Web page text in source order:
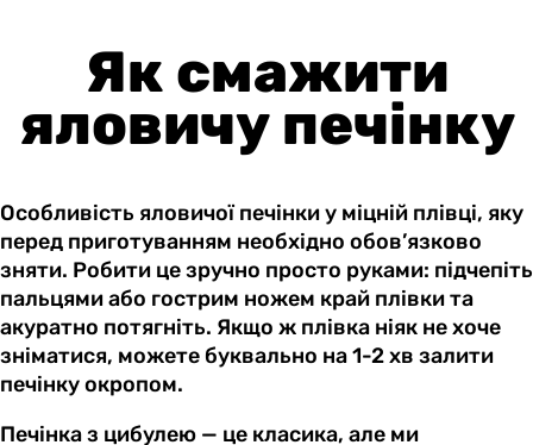
Як смажити
яловичу печінку
Особливість яловичої печінки у міцній плівці, яку
перед приготуванням необхідно обов’язково
зняти. Робити це зручно просто руками: підчепіть
пальцями або гострим ножем край плівки та
акуратно потягніть. Якщо ж плівка ніяк не хоче
зніматися, можете буквально на 1-2 хв залити
печінку окропом.
Печінка з цибулею — це класика, але ми